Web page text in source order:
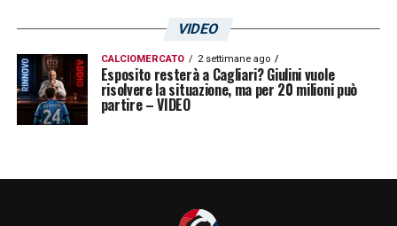
VIDEO
CALCIOMERCATO 2 settimane ago
Esposito resterà a Cagliari? Giulini vuole
risolvere la situazione, ma per 20 milioni può
partire – VIDEO